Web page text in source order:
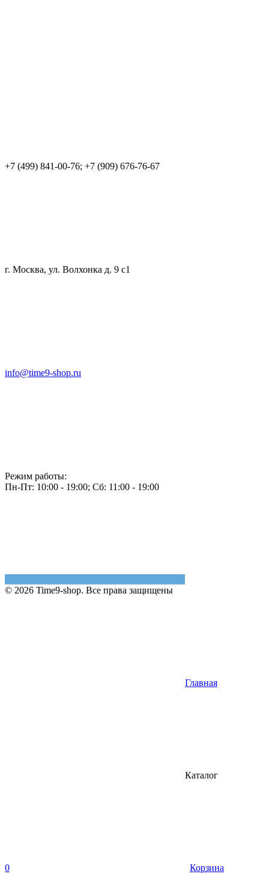
+7 (499) 841-00-76; +7 (909) 676-76-67
г. Москва, ул. Волхонка д. 9 с1
info@time9-shop.ru
Режим работы:
Пн-Пт: 10:00 - 19:00; Сб: 11:00 - 19:00
© 2026 Time9-shop. Все права защищены
Главная
Каталог
0 Корзина